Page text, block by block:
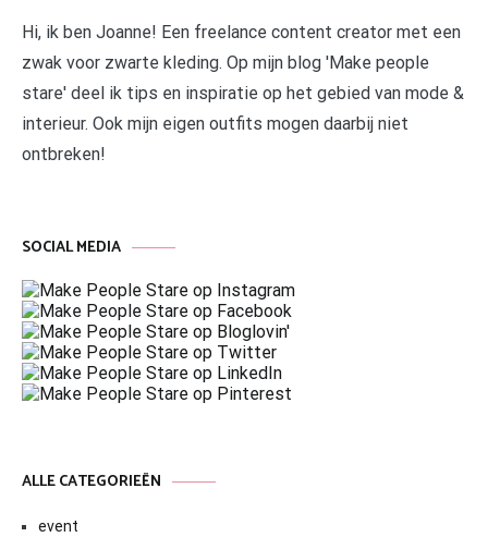
Hi, ik ben Joanne! Een freelance content creator met een
zwak voor zwarte kleding. Op mijn blog 'Make people
stare' deel ik tips en inspiratie op het gebied van mode &
interieur. Ook mijn eigen outfits mogen daarbij niet
ontbreken!
SOCIAL MEDIA
ALLE CATEGORIEËN
event